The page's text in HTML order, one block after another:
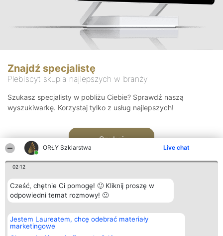
ORŁY Szklarstwa Live chat
02:12
Cześć, chętnie Ci pomogę! 🙂 Kliknij proszę w
odpowiedni temat rozmowy! 🙂
Jestem Laureatem, chcę odebrać materiały
marketingowe
Znajdź specjalistę
Plebiscyt skupia najlepszych w branży
Szukasz specjalisty w pobliżu Ciebie? Sprawdź naszą
wyszukiwarkę. Korzystaj tylko z usług najlepszych!
Szukaj
Organizator plebiscytu
Bright Side Solutions sp. z o.
o. sp. k.
ul. Ruska 22
Plebiscyt
Laureaci
wszystkich
Kontakt
Kontakt